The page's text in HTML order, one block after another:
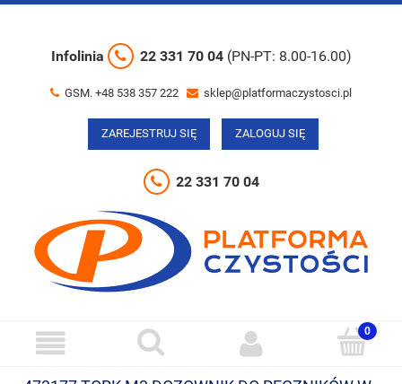
Infolinia 22 331 70 04 (PN-PT: 8.00-16.00)
GSM. +48 538 357 222 sklep@platformaczystosci.pl
ZAREJESTRUJ SIĘ ZALOGUJ SIĘ
22 331 70 04